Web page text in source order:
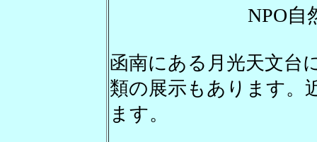
NPO
函南にある月光天文台
類の展示もあります。
ます。